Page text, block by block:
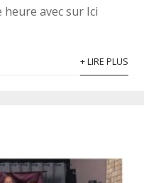
heure avec sur Ici
+ LIRE PLUS